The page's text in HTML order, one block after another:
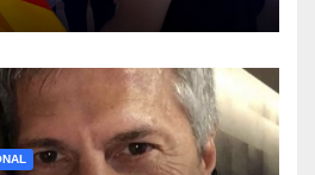
Ceuta